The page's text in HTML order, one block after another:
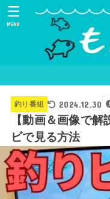
MENU
釣り番組 2024.12.30
【動画＆画像で
ビで見る方法